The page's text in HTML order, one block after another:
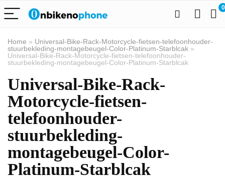
0
Home » Universal-Bike-Rack-Motorcycle-fietsen-telefoonhouder-
stuurbekleding-montagebeugel-Color-Platinum-Starblcak »
Universal-Bike-Rack-Motorcycle-fietsen-telefoonhouder-
stuurbekleding-montagebeugel-Color-Platinum-Starblcak
Universal-Bike-Rack-
Motorcycle-fietsen-
telefoonhouder-
stuurbekleding-
montagebeugel-Color-
Platinum-Starblcak